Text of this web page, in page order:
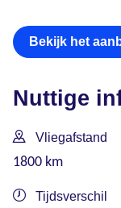
Bekijk het
Nuttige
Vliegafstand
1800 km
Tijdsverschil